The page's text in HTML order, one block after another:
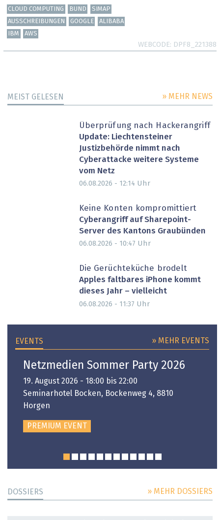
CLOUD COMPUTING BUND
SIMAP
AUSSCHREIBUNGEN
GOOGLE
ALIBABA
IBM
AWS
WEBCODE DPF8_221388
MEIST GELESEN » MEHR NEWS
Überprüfung nach Hackerangriff
Update: Liechtensteiner
Justizbehörde nimmt nach
Cyberattacke weitere Systeme
vom Netz
06.08.2026 - 12:14 Uhr
Keine Konten kompromittiert
Cyberangriff auf Sharepoint-
Server des Kantons Graubünden
06.08.2026 - 10:47 Uhr
Die Gerüchteküche brodelt
Apples faltbares iPhone kommt
dieses Jahr – vielleicht
06.08.2026 - 11:37 Uhr
EVENTS » MEHR EVENTS
Netzmedien Sommer Party 2026
19. August 2026 - 18:00 bis 22:00
Seminarhotel Bocken, Bockenweg 4, 8810
Horgen
PREMIUM EVENT
DOSSIERS » MEHR DOSSIERS